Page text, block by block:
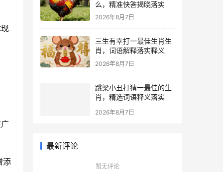
添
么，精准快答揭晓落实
2026年8月7日
三生有幸打一最佳生肖生
肖，词语解释落实释义
2026年8月7日
跳梁小丑打猜一最佳的生
肖，精选词语释义落实
2026年8月7日
最新评论
暂无评论